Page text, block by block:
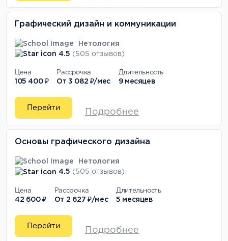
Графический дизайн и коммуникации
Нетология
4.5 (505 отзывов)
Цена
105 400 ₽
Рассрочка
От 3 082 ₽/мес
Длительность
9 месяцев
Перейти
Подробнее
Основы графического дизайна
Нетология
4.5 (505 отзывов)
Цена
42 600 ₽
Рассрочка
От 2 627 ₽/мес
Длительность
5 месяцев
Перейти
Подробнее